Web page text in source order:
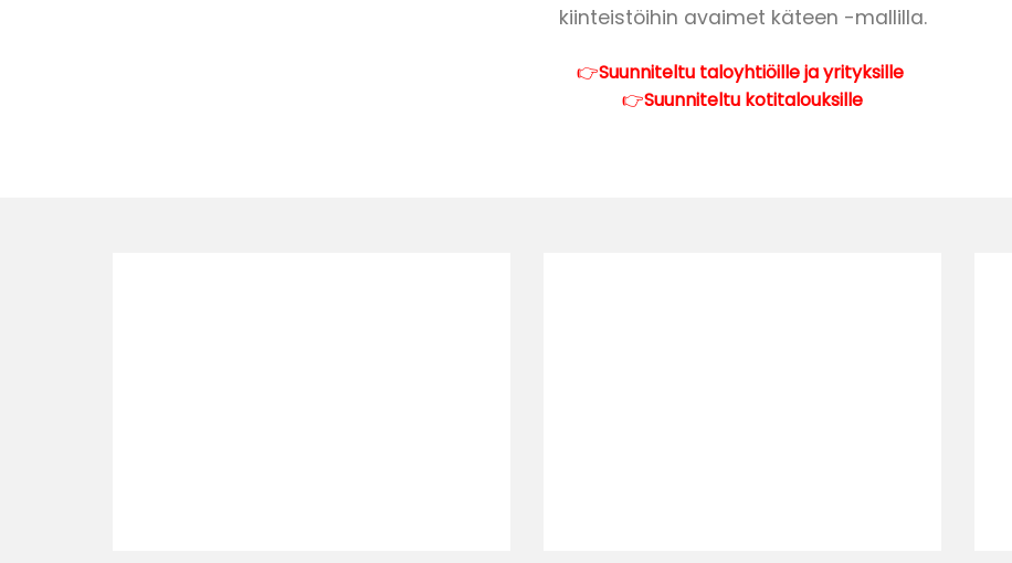
kiinteistöihin avaimet käteen -mallilla.
👉Suunniteltu taloyhtiöille ja yrityksille
👉Suunniteltu kotitalouksille